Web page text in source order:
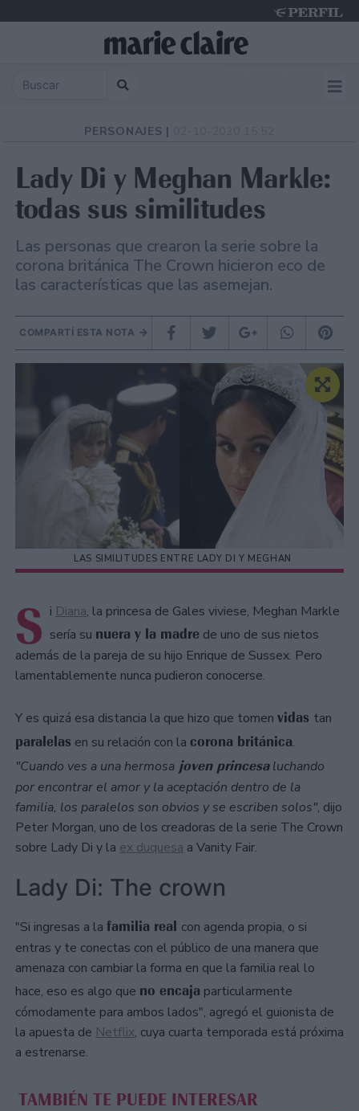
PERSONAJES |
Lady Di y Meghan Markle:
todas sus similitudes
Las personas que crearon la serie sobre la
corona británica The Crown hicieron eco de
las características que las asemejan.
COMPARTÍ ESTA NOTA
LAS SIMILITUDES ENTRE LADY DI Y MEGHAN
S i Diana, la princesa de Gales viviese, Meghan Markle
sería su nuera y la madre de uno de sus nietos
además de la pareja de su hijo Enrique de Sussex. Pero
lamentablemente nunca pudieron conocerse.
Y es quizá esa distancia la que hizo que tomen vidas tan
paralelas en su relación con la corona británica.
"Cuando ves a una hermosa joven princesaluchando
por encontrar el amor y la aceptación dentro de la
familia, los paralelos son obvios y se escriben solos", dijo
Peter Morgan, uno de los creadoras de la serie The Crown
sobre Lady Di y la ex duquesa a Vanity Fair.
Lady Di: The crown
"Si ingresas a la familia real con agenda propia, o si
entras y te conectas con el público de una manera que
amenaza con cambiar la forma en que la familia real lo
hace, eso es algo que no encaja particularmente
cómodamente para ambos lados", agregó el guionista de
la apuesta de Netflix, cuya cuarta temporada está próxima
a estrenarse.
TAMBIÉN TE PUEDE INTERESAR